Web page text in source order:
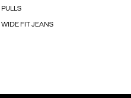
PULLS
WIDE FIT JEANS